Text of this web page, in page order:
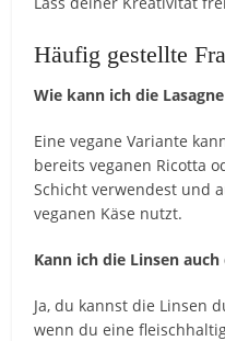
Häufig gestellte
Wie kann ich die
Eine vegane Variante
bereits veganen Ricotta
Schicht verwendest und
veganen Käse nutzt.
Kann ich die Linsen
Ja, du kannst die Linsen
wenn du eine